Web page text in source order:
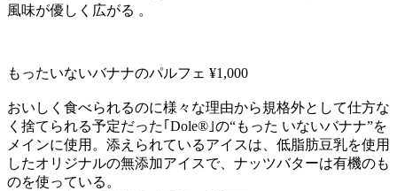
風味が優しく広がる 。
もったいないバナナのパルフェ ¥1,000
おいしく食べられるのに様々な理由から規格外として仕方な
く捨てられる予定だった｢Dole®｣の“もった いないバナナ”を
メインに使用。添えられているアイスは、低脂肪豆乳を使用
したオリジナルの無添加アイスで、ナッツバターは有機のも
のを使っている。